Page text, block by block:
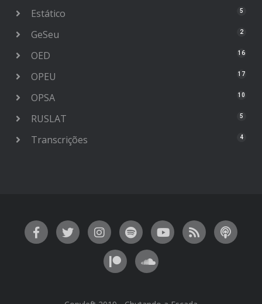
Estático 5
GeSeu 2
OED 16
OPEU 17
OPSA 10
RUSLAT 5
Transcrições 4